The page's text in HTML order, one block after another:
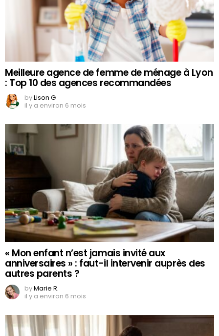
Meilleure agence de femme de ménage à Lyon
: Top 10 des agences recommandées
byLison G
il y a environ 6 mois
« Mon enfant n’est jamais invité aux
anniversaires » : faut-il intervenir auprès des
autres parents ?
byMarie R.
il y a environ 6 mois